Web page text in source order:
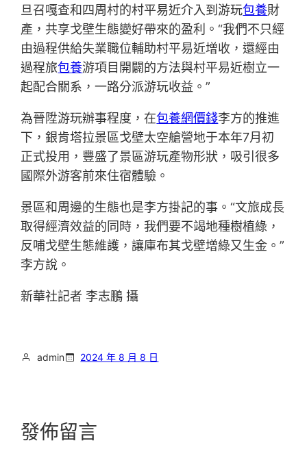
旦召嘎查和四周村的村平易近介入到游玩包養財
產，共享戈壁生態變好帶來的盈利。“我們不只經
由過程供給失業職位輔助村平易近增收，還經由
過程旅包養游項目開闢的方法與村平易近樹立一
起配合關系，一路分派游玩收益。”
為晉陞游玩辦事程度，在包養網價錢李方的推進
下，銀肯塔拉景區戈壁太空艙營地于本年7月初
正式投用，豐盛了景區游玩產物形狀，吸引很多
國際外游客前來住宿體驗。
景區和周邊的生態也是李方掛記的事。“文旅成長
取得經濟效益的同時，我們要不竭地種樹植綠，
反哺戈壁生態維護，讓庫布其戈壁增綠又生金。”
李方說。
新華社記者 李志鵬 攝
admin 2024 年 8 月 8 日
發佈留言